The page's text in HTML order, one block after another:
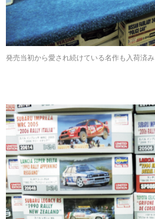
発売当初から愛され続けている名作も入荷済み